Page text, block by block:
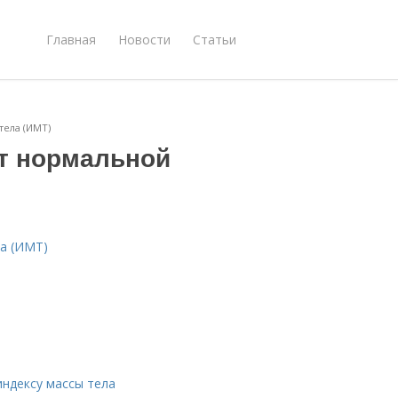
Главная Новости Статьи
(ИМТ)
нормальной
(ИМТ)
массы тела